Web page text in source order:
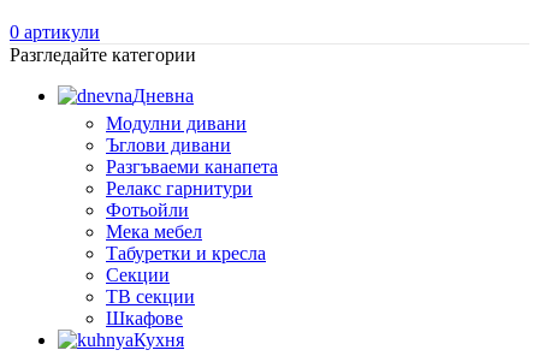
0 артикули
Разгледайте категории
Дневна
Модулни дивани
Ъглови дивани
Разгъваеми канапета
Релакс гарнитури
Фотьойли
Мека мебел
Табуретки и кресла
Секции
ТВ секции
Шкафове
Кухня